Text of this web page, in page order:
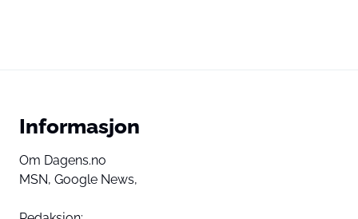
Informasjon
Om Dagens.no
MSN, Google News,